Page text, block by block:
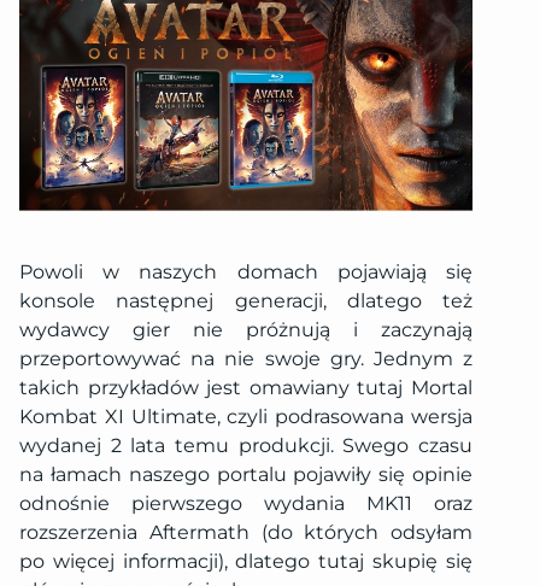
Powoli w naszych domach pojawiają się
konsole następnej generacji, dlatego też
wydawcy gier nie próżnują i zaczynają
przeportowywać na nie swoje gry. Jednym z
takich przykładów jest omawiany tutaj Mortal
Kombat XI Ultimate, czyli podrasowana wersja
wydanej 2 lata temu produkcji. Swego czasu
na łamach naszego portalu pojawiły się opinie
odnośnie pierwszego wydania MK11 oraz
rozszerzenia Aftermath (do których odsyłam
po więcej informacji), dlatego tutaj skupię się